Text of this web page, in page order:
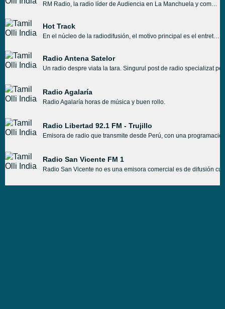
RM Radio, la radio líder de Audiencia en La Manchuela y comarca Requena Utiel. Campillo de Altobuey, Cuenca, España, información nacional y local y entretenimiento, emitiendo durante las 24 horas.
Hot Track
En el núcleo de la radiodifusión, el motivo principal es el entretenimiento adecuado. Hot Track siempre está entre la primera opción para sus oyentes que prefieren las preferencias de sus oyentes más y más que cualquier otra cosa. Entonces, para disfrutar de una buena estación de radio, Hot Track puede ser la radio de su preferencia.
Radio Antena Satelor
Un radio despre viata la tara. Singurul post de radio specializat
Radio Agalaría
Radio Agalaría horas de música y buen rollo.
Radio Libertad 92.1 FM - Trujillo
Emisora de radio que transmite desde Perú, con una
Radio San Vicente FM 1
Radio San Vicente no es una emisora comercial es de difusión